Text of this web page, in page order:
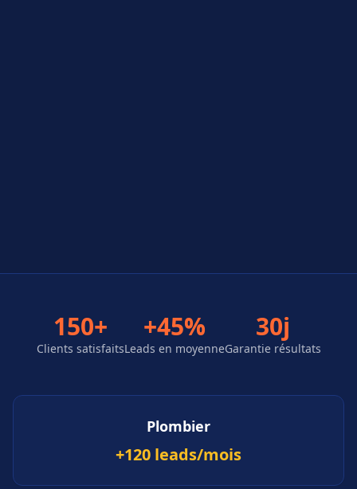
150+
Clients satisfaits
+45%
Leads en moyenne
30j
Garantie résultats
Plombier
+120 leads/mois